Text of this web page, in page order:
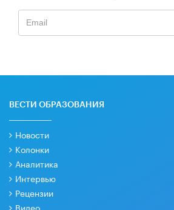
ВЕСТИ ОБРАЗОВАНИЯ
Новости
Колонки
Аналитика
Интервью
Рецензии
Видео